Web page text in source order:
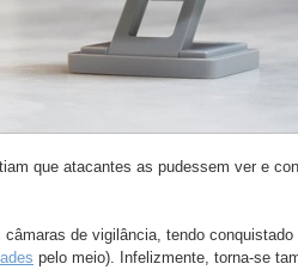
que atacantes as pudessem ver e
de vigilância, tendo conquistado
pelo meio). Infelizmente, torna-se